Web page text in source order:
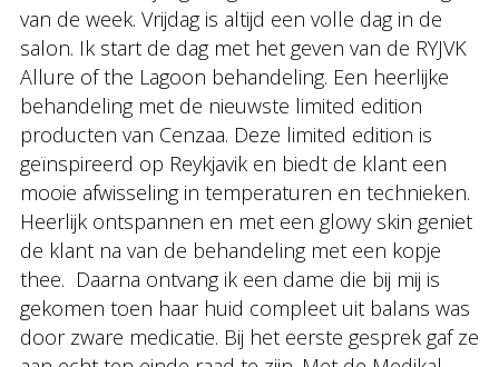
van de week. Vrijdag is altijd een volle dag in de
salon. Ik start de dag met het geven van de RYJVK
Allure of the Lagoon behandeling. Een heerlijke
behandeling met de nieuwste limited edition
producten van Cenzaa. Deze limited edition is
geïnspireerd op Reykjavik en biedt de klant een
mooie afwisseling in temperaturen en technieken.
Heerlijk ontspannen en met een glowy skin geniet
de klant na van de behandeling met een kopje
thee. Daarna ontvang ik een dame die bij mij is
gekomen toen haar huid compleet uit balans was
door zware medicatie. Bij het eerste gesprek gaf ze